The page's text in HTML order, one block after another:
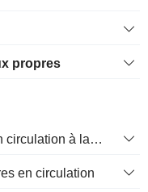
propres
ECS Nombre total d'actions en circulation à la date de dépôt
en circulation